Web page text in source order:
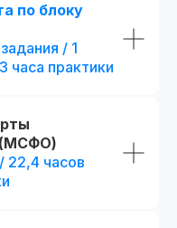
по блоку
/ 1
часа практики
(МСФО)
22,4 часов